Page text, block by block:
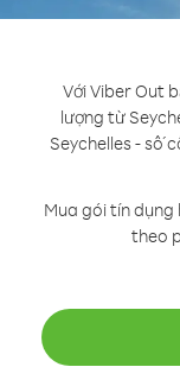
Với Viber Out
lượng từ
Seychelles - số
Mua gói tín dụng
theo